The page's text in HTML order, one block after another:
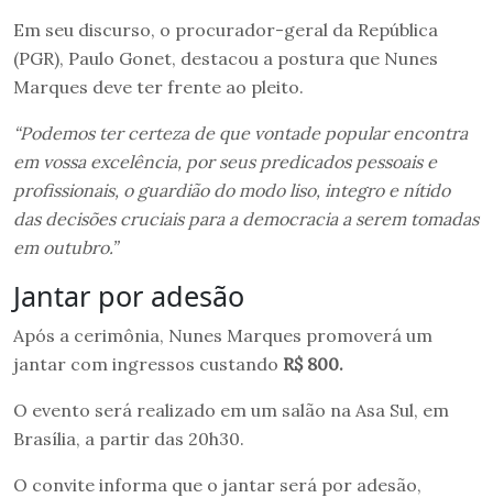
Em seu discurso, o procurador-geral da República
(PGR), Paulo Gonet, destacou a postura que Nunes
Marques deve ter frente ao pleito.
“Podemos ter certeza de que vontade popular encontra
em vossa excelência, por seus predicados pessoais e
profissionais, o guardião do modo liso, integro e nítido
das decisões cruciais para a democracia a serem tomadas
em outubro.”
Jantar por adesão
Após a cerimônia, Nunes Marques promoverá um
jantar com ingressos custando R$ 800.
O evento será realizado em um salão na Asa Sul, em
Brasília, a partir das 20h30.
O convite informa que o jantar será por adesão,